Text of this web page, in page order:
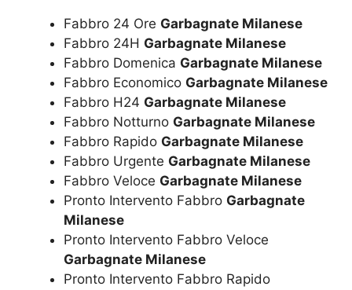
Fabbro 24 Ore Garbagnate Milanese
Fabbro 24H Garbagnate Milanese
Fabbro Domenica Garbagnate Milanese
Fabbro Economico Garbagnate Milanese
Fabbro H24 Garbagnate Milanese
Fabbro Notturno Garbagnate Milanese
Fabbro Rapido Garbagnate Milanese
Fabbro Urgente Garbagnate Milanese
Fabbro Veloce Garbagnate Milanese
Pronto Intervento Fabbro Garbagnate
Milanese
Pronto Intervento Fabbro Veloce
Garbagnate Milanese
Pronto Intervento Fabbro Rapido